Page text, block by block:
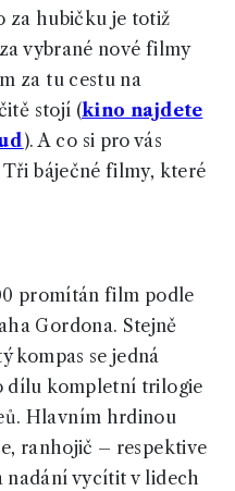
za hubičku je totiž
vybrané nové filmy
za tu cestu na
stojí (kino najdete
). A co si pro vás
báječné filmy, které
promítán film podle
Gordona. Stejně
kompas se jedná
dílu kompletní trilogie
Hlavním hrdinou
ranhojič – respektive
nadání vycítit v lidech